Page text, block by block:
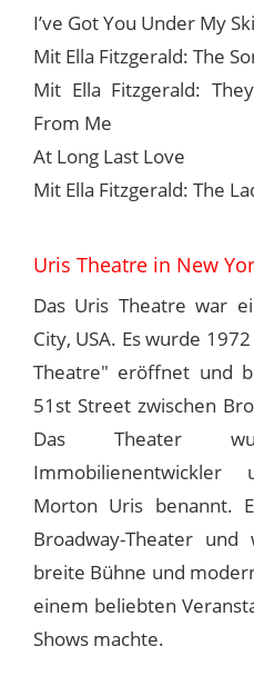
I’ve Got You Under My
Mit Ella Fitzgerald: The
Mit Ella Fitzgerald:
From Me
At Long Last Love
Mit Ella Fitzgerald: The
Uris Theatre in New
Das Uris Theatre war
City, USA. Es wurde
Theatre" eröffnet und
51st Street zwischen
Das Theater
Morton Uris benannt.
Broadway-Theater
breite Bühne und
einem beliebten
Shows machte.